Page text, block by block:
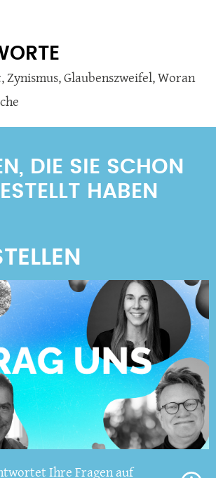
,Zynismus,Glaubenszweifel,Woran
DIE SIE SCHON
HABEN
Ihre Fragen auf